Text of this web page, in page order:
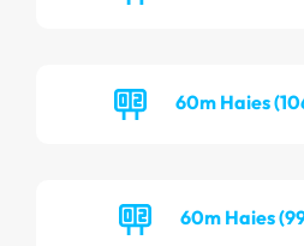
60m Haies
60m Haies